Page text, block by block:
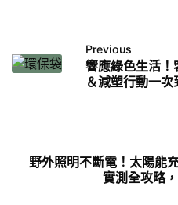
Previous
響應綠色生活！
＆減塑行動一次
野外照明不斷電！太陽能
實測全攻略